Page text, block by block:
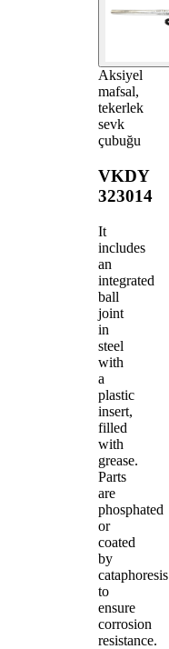
Aksiyel
mafsal,
tekerlek
sevk
çubuğu
VKDY
323014
It
includes
an
integrated
ball
joint
in
steel
with
a
plastic
insert,
filled
with
grease.
Parts
are
phosphated
or
coated
by
cataphoresis
to
ensure
corrosion
resistance.